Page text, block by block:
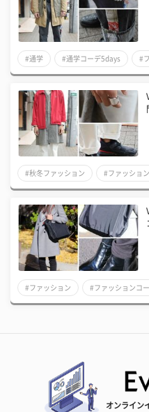
#通学 #通学コーデ5days #
#秋冬ファッション #ファッション
#ファッション #ファッションコ
オンライン